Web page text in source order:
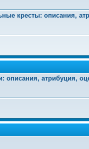
кресты: описания,
описания, атрибуция,